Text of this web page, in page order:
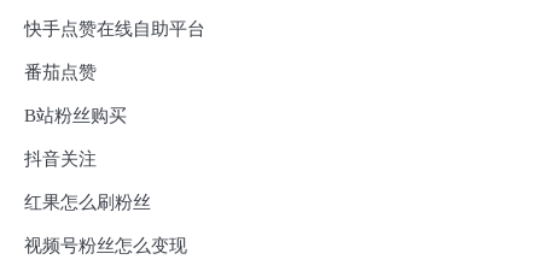
快手点赞在线自助平台
番茄点赞
B站粉丝购买
抖音关注
红果怎么刷粉丝
视频号粉丝怎么变现